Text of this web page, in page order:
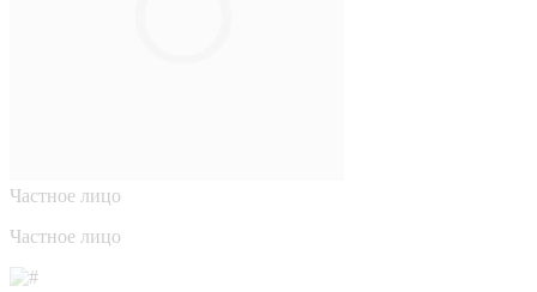
Частное лицо
Частное лицо